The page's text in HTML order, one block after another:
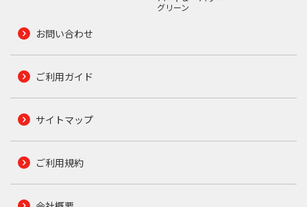
グリーン
お問い合わせ
ご利用ガイド
サイトマップ
ご利用規約